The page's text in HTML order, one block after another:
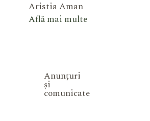
Aristia Aman
Află mai multe
Anunțuri
și
comunicate